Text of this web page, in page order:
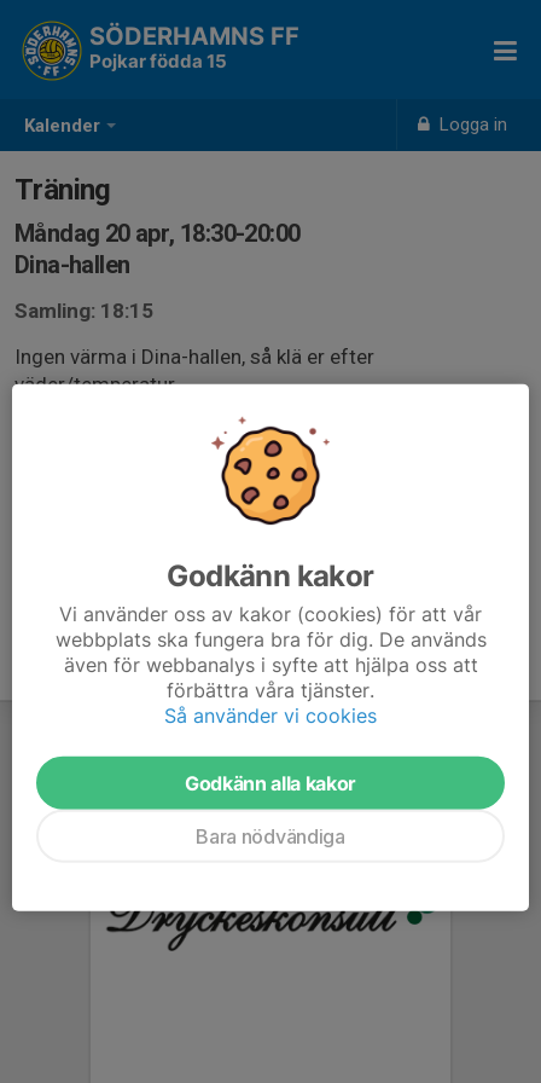
Kalender Logga in
SÖDERHAMNS FF
Pojkar födda 15
Träning
Måndag 20 apr, 18:30-20:00
Dina-hallen
Samling: 18:15
Ingen värma i Dina-hallen, så klä er efter
väder/temperatur.
Kom ihåg fotbollsskor, benskydd och vattenflaska
Godkänn kakor
Vi använder oss av kakor (cookies) för att vår
webbplats ska fungera bra för dig. De används
även för webbanalys i syfte att hjälpa oss att
förbättra våra tjänster.
Så använder vi cookies
Godkänn alla kakor
Bara nödvändiga